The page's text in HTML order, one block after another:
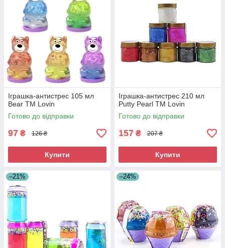
Іграшка-антистрес 105 мл
Bear ТМ Lovin
Готово до відправки
97 ₴ 126 ₴
Купити
Іграшка-антистрес 210 мл
Putty Pearl ТМ Lovin
Готово до відправки
157 ₴ 207 ₴
Купити
–21% –24%